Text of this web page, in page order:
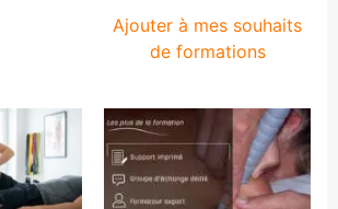
Ajouter à mes souhaits
de formations